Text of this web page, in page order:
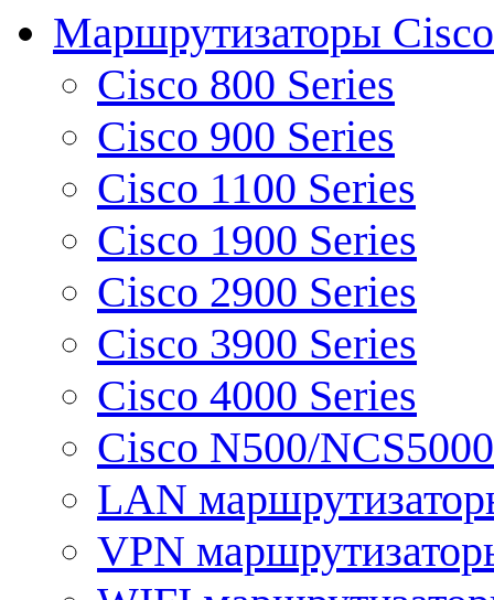
Маршрутизаторы Cisco
Cisco 800 Series
Cisco 900 Series
Cisco 1100 Series
Cisco 1900 Series
Cisco 2900 Series
Cisco 3900 Series
Cisco 4000 Series
Cisco N500/
LAN
VPN